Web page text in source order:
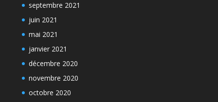
septembre 2021
juin 2021
mai 2021
janvier 2021
décembre 2020
novembre 2020
octobre 2020